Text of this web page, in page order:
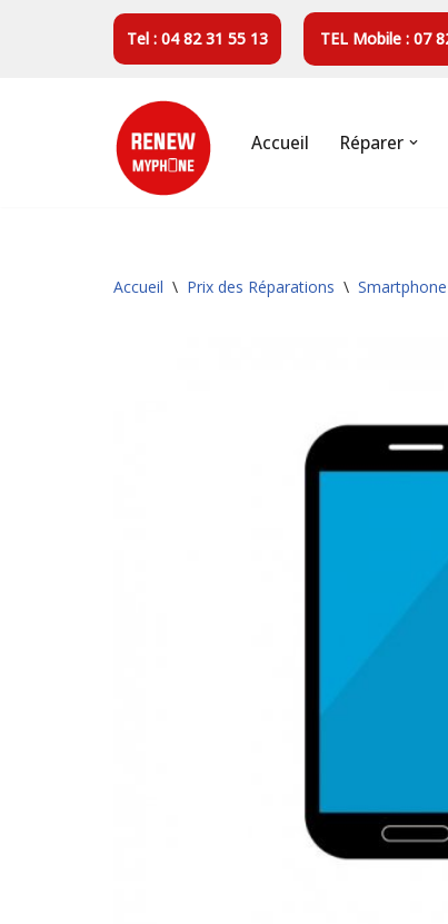
Tel : 04 82 31 55 13 TEL Mobile : 07
Accueil Réparer
Accueil \ Prix des Réparations \ Smartphone